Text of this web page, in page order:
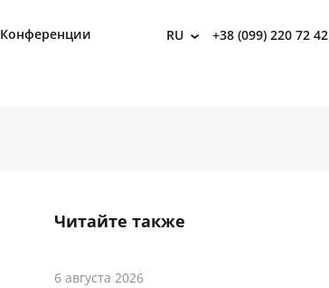
Конференции RU › +38 (099) 220 72 42
Читайте также
6 августа 2026